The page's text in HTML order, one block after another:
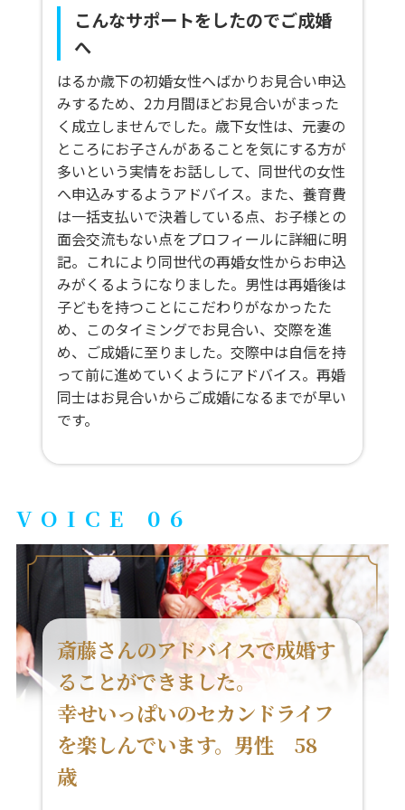
こんなサポートをしたのでご成婚
へ
はるか歳下の初婚女性へばかりお見合い申込
みするため、2カ月間ほどお見合いがまった
く成立しませんでした。歳下女性は、元妻の
ところにお子さんがあることを気にする方が
多いという実情をお話しして、同世代の女性
へ申込みするようアドバイス。また、養育費
は一括支払いで決着している点、お子様との
面会交流もない点をプロフィールに詳細に明
記。これにより同世代の再婚女性からお申込
みがくるようになりました。男性は再婚後は
子どもを持つことにこだわりがなかったた
め、このタイミングでお見合い、交際を進
め、ご成婚に至りました。交際中は自信を持
って前に進めていくようにアドバイス。再婚
同士はお見合いからご成婚になるまでが早い
です。
VOICE 06
斎藤さんのアドバイスで成婚す
ることができました。
幸せいっぱいのセカンドライフ
を楽しんでいます。男性 58
歳